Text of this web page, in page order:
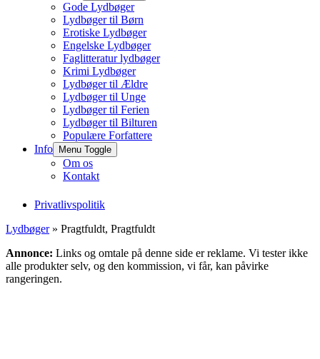
Gode Lydbøger
Lydbøger til Børn
Erotiske Lydbøger
Engelske Lydbøger
Faglitteratur lydbøger
Krimi Lydbøger
Lydbøger til Ældre
Lydbøger til Unge
Lydbøger til Ferien
Lydbøger til Bilturen
Populære Forfattere
Info
Menu Toggle
Om os
Kontakt
Privatlivspolitik
Lydbøger» Pragtfuldt, Pragtfuldt
Annonce: Links og omtale på denne side er reklame. Vi tester ikke
alle produkter selv, og den kommission, vi får, kan påvirke
rangeringen.